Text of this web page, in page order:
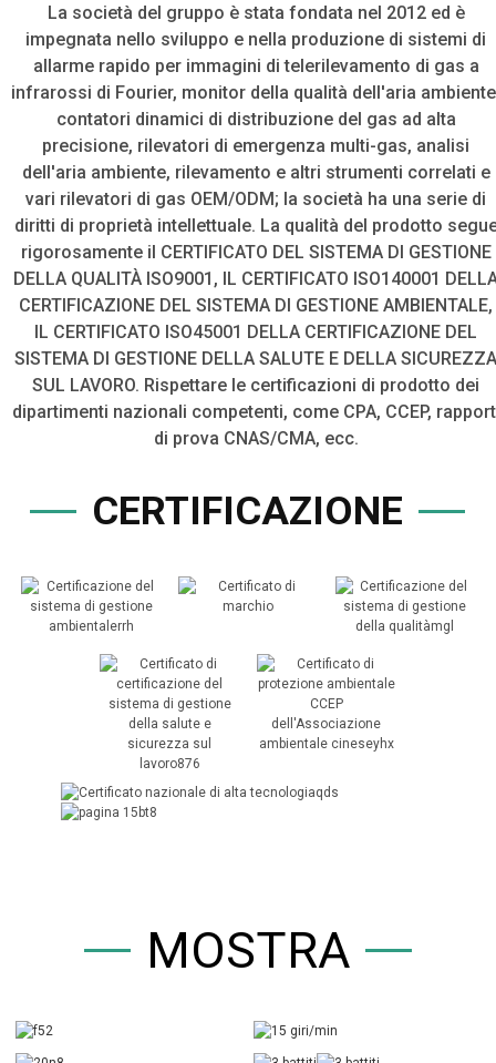
La società del gruppo è stata fondata nel 2012 ed è
impegnata nello sviluppo e nella produzione di sistemi di
allarme rapido per immagini di telerilevamento di gas a
infrarossi di Fourier, monitor della qualità dell'aria
contatori dinamici di distribuzione del gas ad alta
precisione, rilevatori di emergenza multi-gas, analisi
dell'aria ambiente, rilevamento e altri strumenti correlati e
vari rilevatori di gas OEM/ODM; la società ha una serie di
diritti di proprietà intellettuale. La qualità del prodotto
rigorosamente il CERTIFICATO DEL SISTEMA DI GESTIONE
DELLA QUALITÀ ISO9001, IL CERTIFICATO ISO140001
CERTIFICAZIONE DEL SISTEMA DI GESTIONE AMBIENTALE,
IL CERTIFICATO ISO45001 DELLA CERTIFICAZIONE DEL
SISTEMA DI GESTIONE DELLA SALUTE E DELLA
SUL LAVORO. Rispettare le certificazioni di prodotto dei
dipartimenti nazionali competenti, come CPA, CCEP,
di prova CNAS/CMA, ecc.
CERTIFICAZIONE
MOSTRA